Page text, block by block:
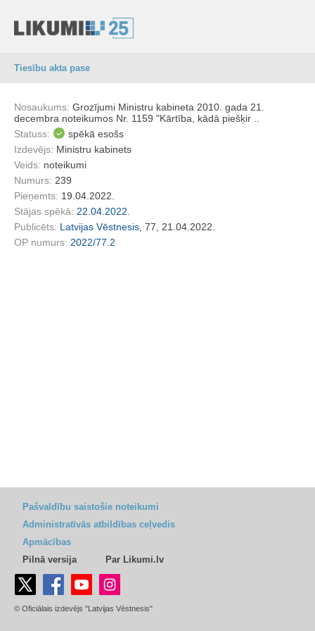
Tiesību akta pase
Nosaukums: Grozījumi Ministru kabineta 2010. gada 21.
decembra noteikumos Nr. 1159 "Kārtība, kādā piešķir ..
Statuss:
spēkā esošs
Izdevējs: Ministru kabinets
Veids: noteikumi
Numurs: 239
Pieņemts: 19.04.2022.
Stājas spēkā: 22.04.2022.
Publicēts: Latvijas Vēstnesis , 77, 21.04.2022.
OP numurs: 2022/77.2
Pašvaldību saistošie noteikumi
Administratīvās atbildības ceļvedis
Apmācības
Pilnā versija
Par Likumi.lv
© Oficiālais izdevējs "Latvijas Vēstnesis"